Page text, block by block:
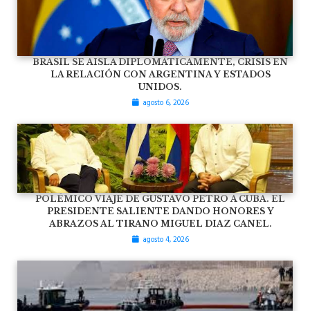
BRASIL SE AISLA DIPLOMÁTICAMENTE, CRISIS EN
LA RELACIÓN CON ARGENTINA Y ESTADOS
UNIDOS.
agosto 6, 2026
POLÉMICO VIAJE DE GUSTAVO PETRO A CUBA. EL
PRESIDENTE SALIENTE DANDO HONORES Y
ABRAZOS AL TIRANO MIGUEL DIAZ CANEL.
agosto 4, 2026